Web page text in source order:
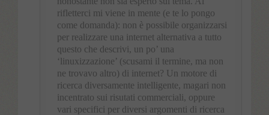
rifletterci mi viene in mente (e te lo pongo
come domanda): non è possibile organizzarsi
per realizzare una internet alternativa a tutto
questo che descrivi, un po’ una
‘linuxizzazione’ (scusami il termine, ma non
ne trovavo altro) di internet? Un motore di
ricerca diversamente intelligente, magari non
incentrato sui risutati commerciali, oppure
vari specifici per diversi argomenti di ricerca